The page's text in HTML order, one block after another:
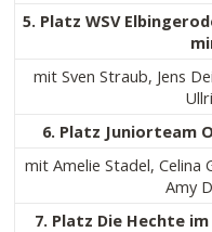
5. Platz WSV
mit Sven Straub, Jens
6. Platz Juniorteam
mit Amelie Stadel, Celina
Amy
7. Platz Die Hechte